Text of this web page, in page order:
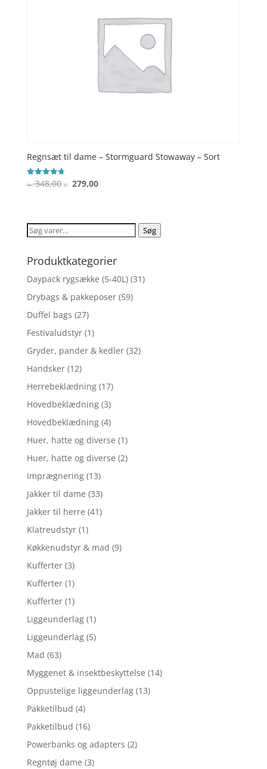
Regnsæt til dame – Stormguard Stowaway – Sort
Vurderet
4.7
kr.348,00 Den
var:
kr. 348,00.
kr.279,00Den
er:
kr. 279,00.
Søg
Søg
Produktkategorier
Daypack rygsække (5-40L) (31)
Drybags & pakkeposer (59)
Duffel bags (27)
Festivaludstyr (1)
Gryder, pander & kedler (32)
Handsker (12)
Herrebeklædning (17)
Hovedbeklædning (3)
Hovedbeklædning (4)
Huer, hatte og diverse (1)
Huer, hatte og diverse (2)
Imprægnering (13)
Jakker til dame (33)
Jakker til herre (41)
Klatreudstyr (1)
Køkkenudstyr & mad (9)
Kufferter (3)
Kufferter (1)
Kufferter (1)
Liggeunderlag (1)
Liggeunderlag (5)
Mad (63)
Myggenet & insektbeskyttelse (14)
Oppustelige liggeunderlag (13)
Pakketilbud (4)
Pakketilbud (16)
Powerbanks og adapters (2)
Regntøj dame (3)